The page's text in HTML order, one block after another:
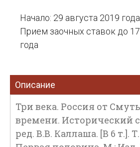
Начало: 29 августа 2019
Прием заочных ставок до
года
Описание
Три века. Россия от
времени. Исторический
ред. В.В. Каллаша. [В 6 т.].